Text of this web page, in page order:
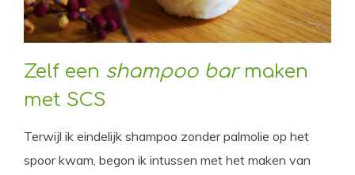
Zelf een shampoo barmaken
met SCS
Terwijl ik eindelijk shampoo zonder palmolie op het
spoor kwam, begon ik intussen met het maken van